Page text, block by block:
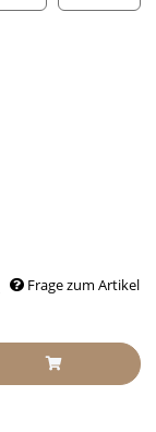
Frage zum Artikel